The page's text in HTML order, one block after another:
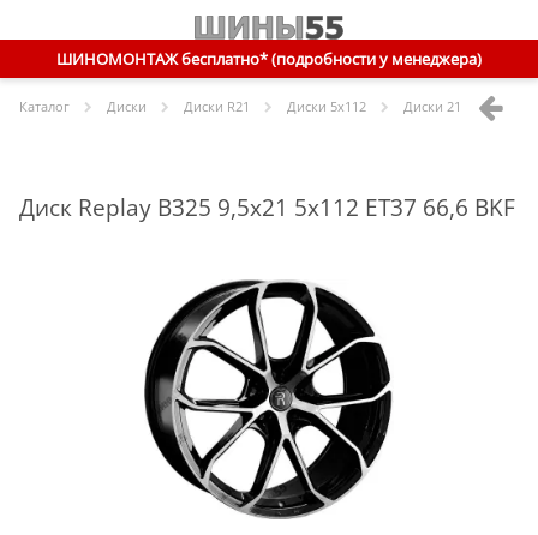
ШИНОМОНТАЖ бесплатно* (подробности у менеджера)
Каталог Диски Диски R21 Диски 5x112 Диски 21 5x112 ET37
Диск Replay B325 9,5x21 5x112 ET37 66,6 BKF